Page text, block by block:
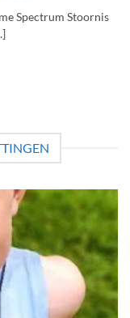
Spectrum Stoornis